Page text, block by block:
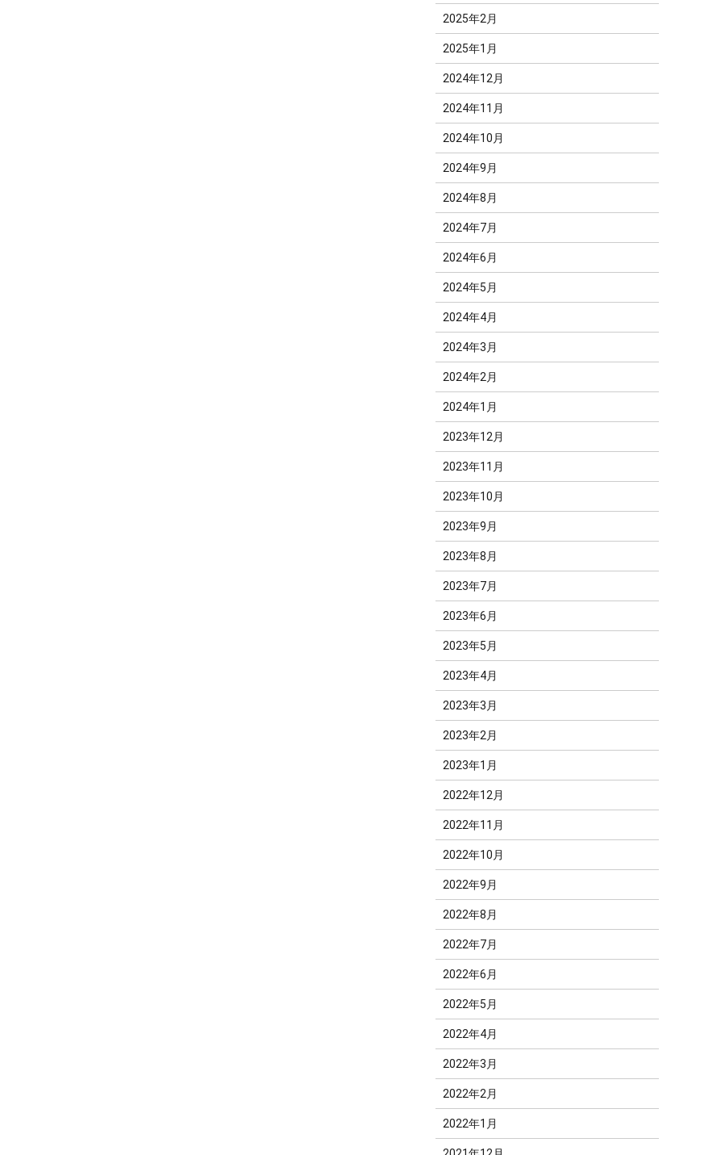
2025年2月
2025年1月
2024年12月
2024年11月
2024年10月
2024年9月
2024年8月
2024年7月
2024年6月
2024年5月
2024年4月
2024年3月
2024年2月
2024年1月
2023年12月
2023年11月
2023年10月
2023年9月
2023年8月
2023年7月
2023年6月
2023年5月
2023年4月
2023年3月
2023年2月
2023年1月
2022年12月
2022年11月
2022年10月
2022年9月
2022年8月
2022年7月
2022年6月
2022年5月
2022年4月
2022年3月
2022年2月
2022年1月